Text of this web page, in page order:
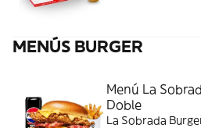
MENÚS BURGER
Menú La
Doble
La Sobrada